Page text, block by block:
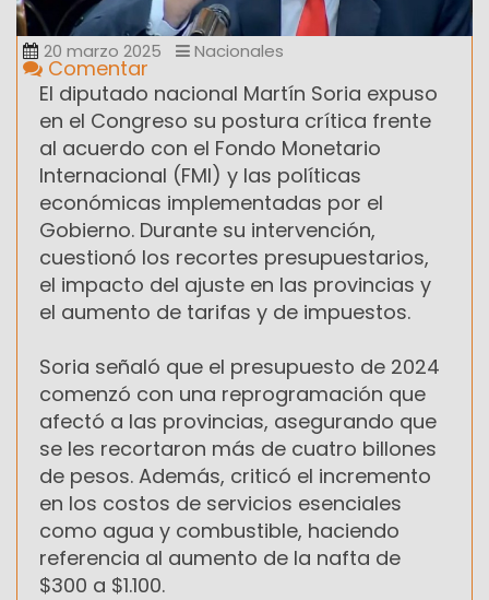
20 marzo 2025 Nacionales
Comentar
El diputado nacional Martín Soria expuso
en el Congreso su postura crítica frente
al acuerdo con el Fondo Monetario
Internacional (FMI) y las políticas
económicas implementadas por el
Gobierno. Durante su intervención,
cuestionó los recortes presupuestarios,
el impacto del ajuste en las provincias y
el aumento de tarifas y de impuestos.
Soria señaló que el presupuesto de 2024
comenzó con una reprogramación que
afectó a las provincias, asegurando que
se les recortaron más de cuatro billones
de pesos. Además, criticó el incremento
en los costos de servicios esenciales
como agua y combustible, haciendo
referencia al aumento de la nafta de
$300 a $1.100.